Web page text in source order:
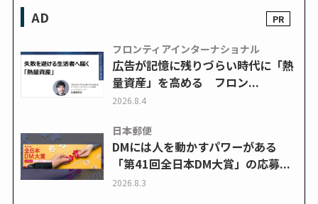
AD
フロンティアインターナショナル
広告が記憶に残りづらい時代に「熱
量資産」を高める フロン...
2026.8.4
日本郵便
DMには人を動かすパワーがある
「第41回全日本DM大賞」の応募...
2026.8.3